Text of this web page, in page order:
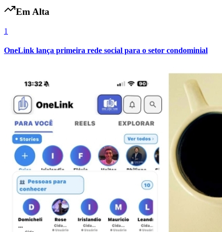
Em Alta
1
OneLink lança primeira rede social para o setor condominial